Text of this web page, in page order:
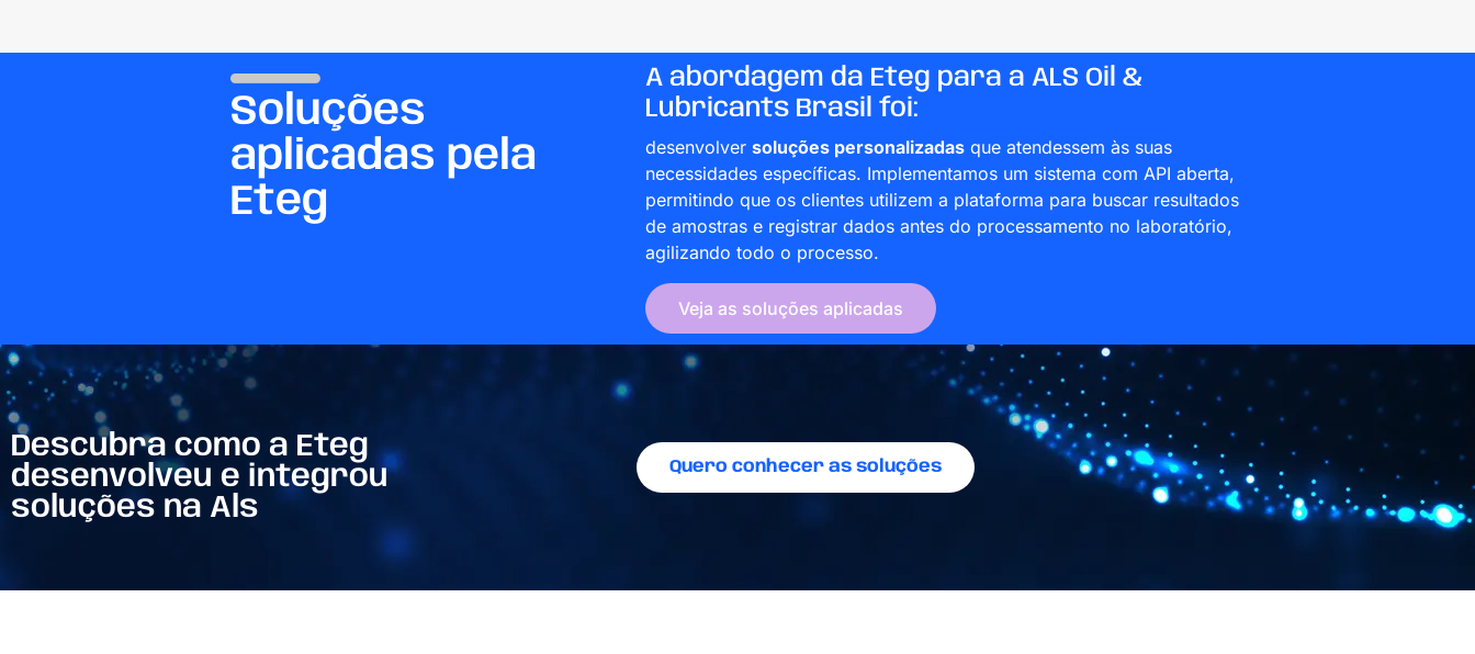
Soluções
aplicadas pela
Eteg
A abordagem da Eteg para a ALS Oil &
Lubricants Brasil foi:
desenvolver soluções personalizadasque atendessem às suas
necessidades específicas. Implementamos um sistema com API aberta,
permitindo que os clientes utilizem a plataforma para buscar resultados
de amostras e registrar dados antes do processamento no laboratório,
agilizando todo o processo.
Veja as soluções aplicadas
Descubra como a Eteg
desenvolveu e integrou
soluções na Als
Quero conhecer as soluções